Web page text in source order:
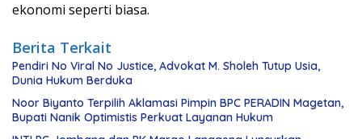
ekonomi seperti biasa.
Berita Terkait
Pendiri No Viral No Justice, Advokat M. Sholeh Tutup Usia,
Dunia Hukum Berduka
Noor Biyanto Terpilih Aklamasi Pimpin BPC PERADIN Magetan,
Bupati Nanik Optimistis Perkuat Layanan Hukum